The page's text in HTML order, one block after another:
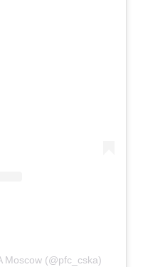
Moscow (@pfc_cska)